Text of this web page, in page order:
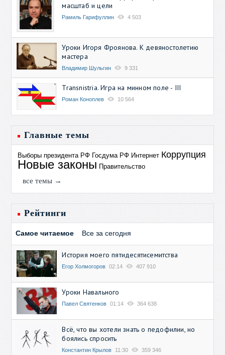
масштаб и цели
Рамиль Гарифуллин 4 503
Уроки Игоря Фроянова. К девяностолетию
мастера
Владимир Шульгин 9 331
Transnistria. Игра на минном поле - III
Роман Коноплев 10 564
Главные темы
Выборы президента РФ Госдума РФ Интернет Коррупция
Новые законы Правительство
все темы →
Рейтинги
Самое читаемое Все за сегодня
История моего пятидесятисемитства
Егор Холмогоров 02:14 407 910
Уроки Навального
Павел Святенков 01:14 364 638
Всё, что вы хотели знать о педофилии, но
боялись спросить
Константин Крылов 11:30 359 346